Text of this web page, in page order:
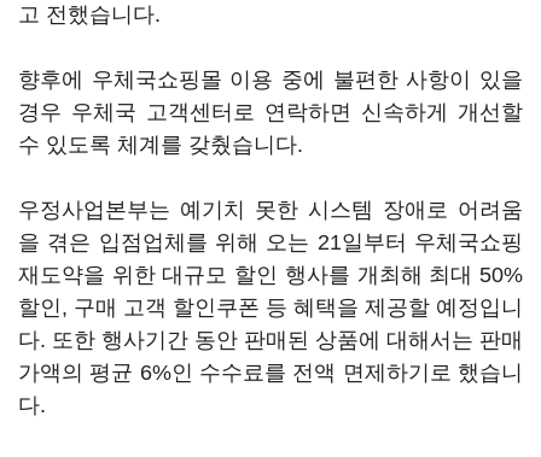
고 전했습니다.
향후에 우체국쇼핑몰 이용 중에 불편한 사항이 있을
경우 우체국 고객센터로 연락하면 신속하게 개선할
수 있도록 체계를 갖췄습니다.
우정사업본부는 예기치 못한 시스템 장애로 어려움
을 겪은 입점업체를 위해 오는 21일부터 우체국쇼핑
재도약을 위한 대규모 할인 행사를 개최해 최대 50%
할인, 구매 고객 할인쿠폰 등 혜택을 제공할 예정입니
다. 또한 행사기간 동안 판매된 상품에 대해서는 판매
가액의 평균 6%인 수수료를 전액 면제하기로 했습니
다.